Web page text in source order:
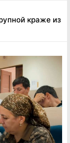
краже из